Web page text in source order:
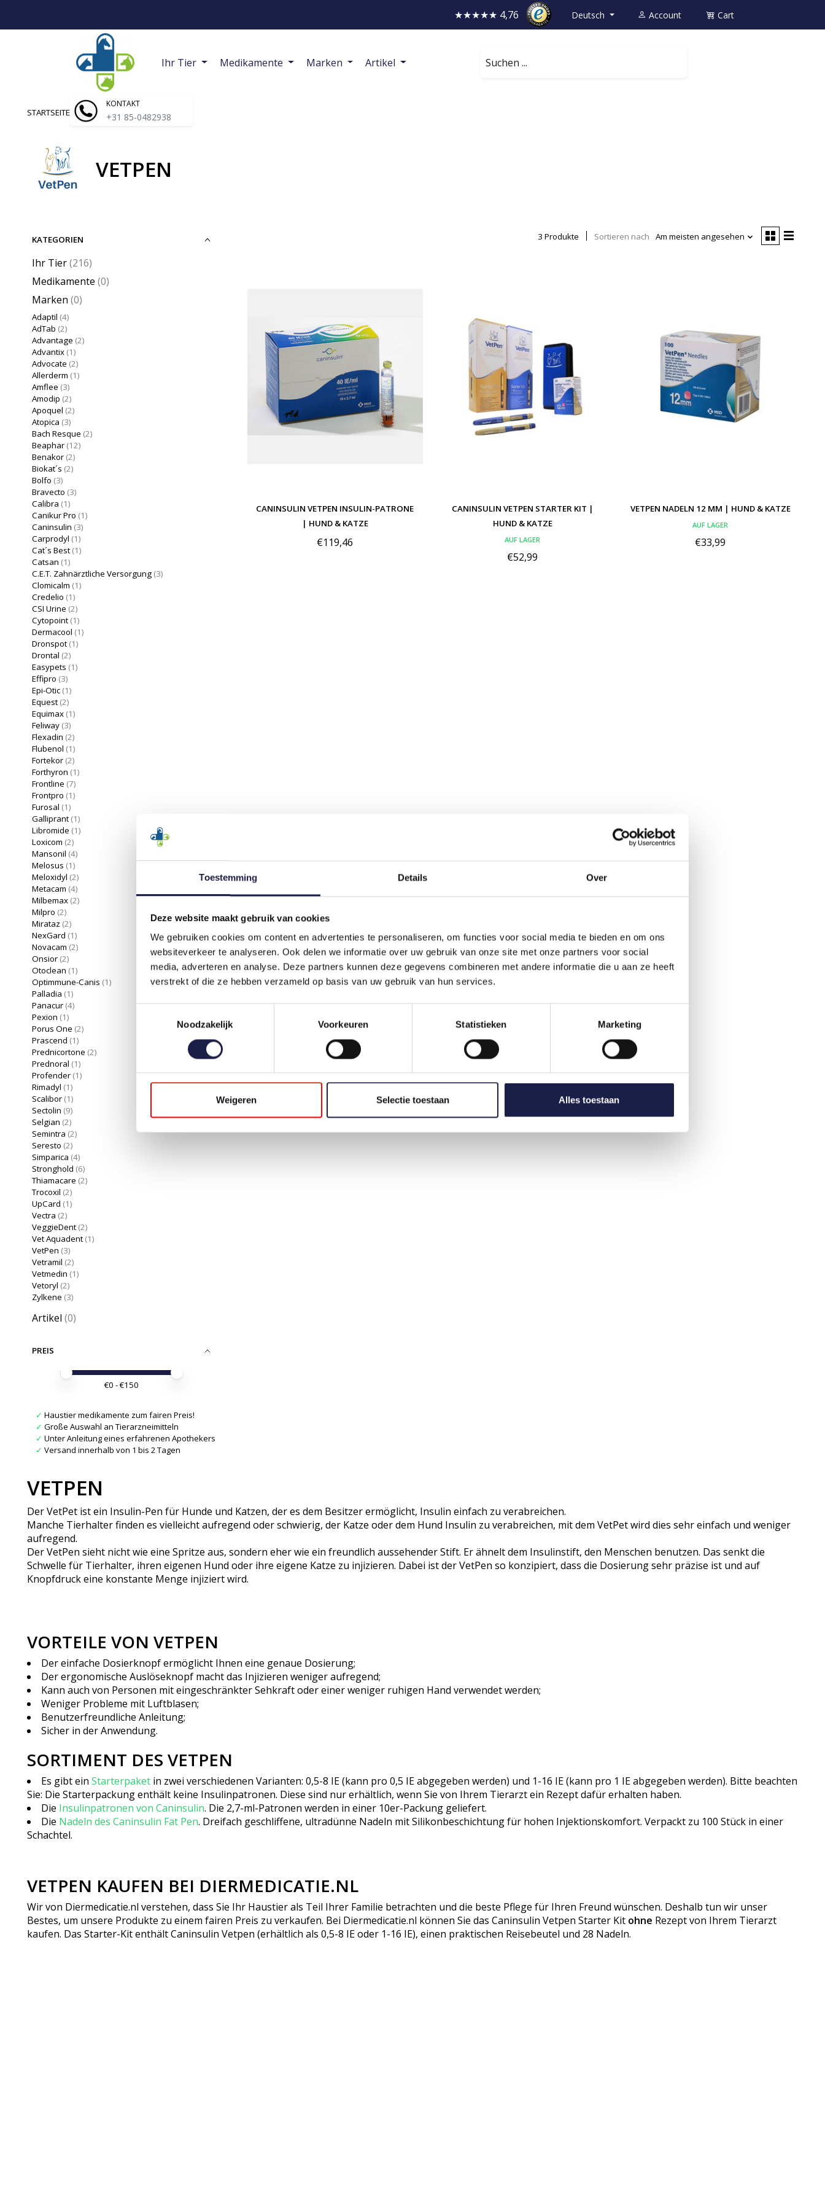
Toestemming Details Over
Deze website maakt gebruik van cookies
We gebruiken cookies om content en advertenties te personaliseren, om functies voor social media te bieden en om ons
websiteverkeer te analyseren. Ook delen we informatie over uw gebruik van onze site met onze partners voor social
media, adverteren en analyse. Deze partners kunnen deze gegevens combineren met andere informatie die u aan ze heeft
verstrekt of die ze hebben verzameld op basis van uw gebruik van hun services.
Noodzakelijk
Voorkeuren Statistieken Marketing
Weigeren Selectie toestaan Alles toestaan
★★★★★ 4,76 Deutsch Account Cart
Ihr Tier Medikamente Marken Artikel
KONTAKT
+31 85-0482938
STARTSEITE / MARKEN / VETPEN
VETPEN
KATEGORIEN
Ihr Tier(216)
Medikamente (0)
Marken (0)
Adaptil (4)
AdTab (2)
Advantage (2)
Advantix (1)
Advocate (2)
Allerderm (1)
Amflee (3)
Amodip (2)
Apoquel (2)
Atopica (3)
Bach Resque (2)
Beaphar (12)
Benakor (2)
Biokat´s (2)
Bolfo (3)
Bravecto (3)
Calibra (1)
Canikur Pro (1)
Caninsulin (3)
Carprodyl (1)
Cat´s Best (1)
Catsan (1)
C.E.T. Zahnärztliche Versorgung (3)
Clomicalm (1)
Credelio (1)
CSI Urine (2)
Cytopoint (1)
Dermacool (1)
Dronspot (1)
Drontal (2)
Easypets (1)
Effipro (3)
Epi-Otic (1)
Equest (2)
Equimax (1)
Feliway (3)
Flexadin (2)
Flubenol (1)
Fortekor (2)
Forthyron (1)
Frontline (7)
Frontpro (1)
Furosal (1)
Galliprant (1)
Libromide (1)
Loxicom (2)
Mansonil (4)
Melosus (1)
Meloxidyl (2)
Metacam (4)
Milbemax (2)
Milpro (2)
Mirataz (2)
NexGard (1)
Novacam (2)
Onsior (2)
Otoclean (1)
Optimmune-Canis (1)
Palladia (1)
Panacur (4)
Pexion (1)
Porus One (2)
Prascend (1)
Prednicortone (2)
Prednoral (1)
Profender (1)
Rimadyl (1)
Scalibor (1)
Sectolin (9)
Selgian (2)
Semintra (2)
Seresto (2)
Simparica (4)
Stronghold (6)
Thiamacare (2)
Trocoxil (2)
UpCard (1)
Vectra (2)
VeggieDent (2)
Vet Aquadent (1)
VetPen (3)
Vetramil (2)
Vetmedin (1)
Vetoryl (2)
Zylkene (3)
Artikel (0)
PREIS
Preis – Mindestwert
Price maximum value
€0 - €150
✓ Haustier medikamente zum fairen Preis!
✓ Große Auswahl an Tierarzneimitteln
✓ Unter Anleitung eines erfahrenen Apothekers
✓ Versand innerhalb von 1 bis 2 Tagen
3 Produkte Sortieren nach Am meisten angesehen
CANINSULIN VETPEN INSULIN-PATRONE
| HUND & KATZE
€119,46
CANINSULIN VETPEN STARTER KIT |
HUND & KATZE
AUF LAGER
€52,99
VETPEN NADELN 12 MM | HUND & KATZE
AUF LAGER
€33,99
VETPEN
Der VetPet ist ein Insulin-Pen für Hunde und Katzen, der es dem Besitzer ermöglicht, Insulin einfach zu verabreichen.
Manche Tierhalter finden es vielleicht aufregend oder schwierig, der Katze oder dem Hund Insulin zu verabreichen, mit dem VetPet wird dies sehr einfach und weniger
aufregend.
Der VetPen sieht nicht wie eine Spritze aus, sondern eher wie ein freundlich aussehender Stift. Er ähnelt dem Insulinstift, den Menschen benutzen. Das senkt die
Schwelle für Tierhalter, ihren eigenen Hund oder ihre eigene Katze zu injizieren. Dabei ist der VetPen so konzipiert, dass die Dosierung sehr präzise ist und auf
Knopfdruck eine konstante Menge injiziert wird.
VORTEILE VON VETPEN
Der einfache Dosierknopf ermöglicht Ihnen eine genaue Dosierung;
Der ergonomische Auslöseknopf macht das Injizieren weniger aufregend;
Kann auch von Personen mit eingeschränkter Sehkraft oder einer weniger ruhigen Hand verwendet werden;
Weniger Probleme mit Luftblasen;
Benutzerfreundliche Anleitung;
Sicher in der Anwendung.
SORTIMENT DES VETPEN
Es gibt ein Starterpaket in zwei verschiedenen Varianten: 0,5-8 IE (kann pro 0,5 IE abgegeben werden) und 1-16 IE (kann pro 1 IE abgegeben werden). Bitte beachten
Sie: Die Starterpackung enthält keine Insulinpatronen. Diese sind nur erhältlich, wenn Sie von Ihrem Tierarzt ein Rezept dafür erhalten haben.
Die Insulinpatronen von Caninsulin. Die 2,7-ml-Patronen werden in einer 10er-Packung geliefert.
Die Nadeln des Caninsulin Fat Pen. Dreifach geschliffene, ultradünne Nadeln mit Silikonbeschichtung für hohen Injektionskomfort. Verpackt zu 100 Stück in einer
Schachtel.
VETPEN KAUFEN BEI DIERMEDICATIE.NL
Wir von Diermedicatie.nl verstehen, dass Sie Ihr Haustier als Teil Ihrer Familie betrachten und die beste Pflege für Ihren Freund wünschen. Deshalb tun wir unser
Bestes, um unsere Produkte zu einem fairen Preis zu verkaufen. Bei Diermedicatie.nl können Sie das Caninsulin Vetpen Starter Kit ohne Rezept von Ihrem Tierarzt
kaufen. Das Starter-Kit enthält Caninsulin Vetpen (erhältlich als 0,5-8 IE oder 1-16 IE), einen praktischen Reisebeutel und 28 Nadeln.